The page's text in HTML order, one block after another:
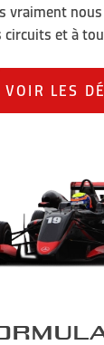
vraiment
circuits et à
VOIR LES